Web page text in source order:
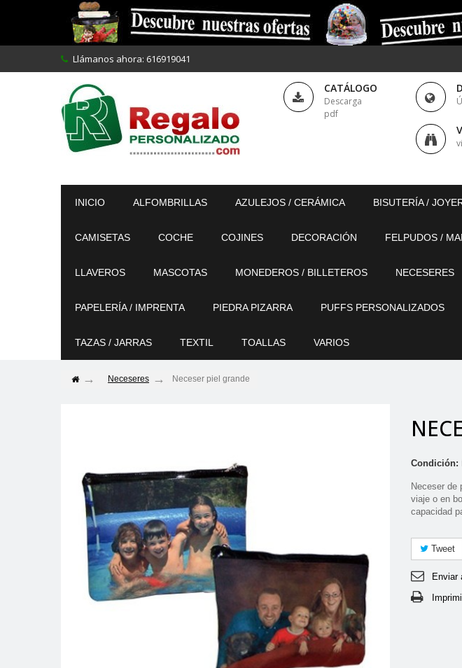
Llámanos ahora: 616919041
CATÁLOGO
Descarga
pdf
INICIO ALFOMBRILLAS AZULEJOS / CERÁMICA BISUTERÍA /
CAMISETAS COCHE COJINES DECORACIÓN FELPUDOS /
LLAVEROS MASCOTAS MONEDEROS / BILLETEROS NECESERES
PAPELERÍA / IMPRENTA PIEDRA PIZARRA PUFFS PERSONALIZADOS
TAZAS / JARRAS TEXTIL TOALLAS VARIOS
Neceseres Neceser piel grande
Condición:
Neceser de
viaje o en
capacidad
Tweet
Enviar